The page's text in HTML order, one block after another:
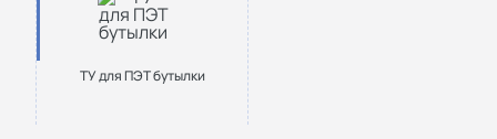
ТУ для ПЭТ бутылки